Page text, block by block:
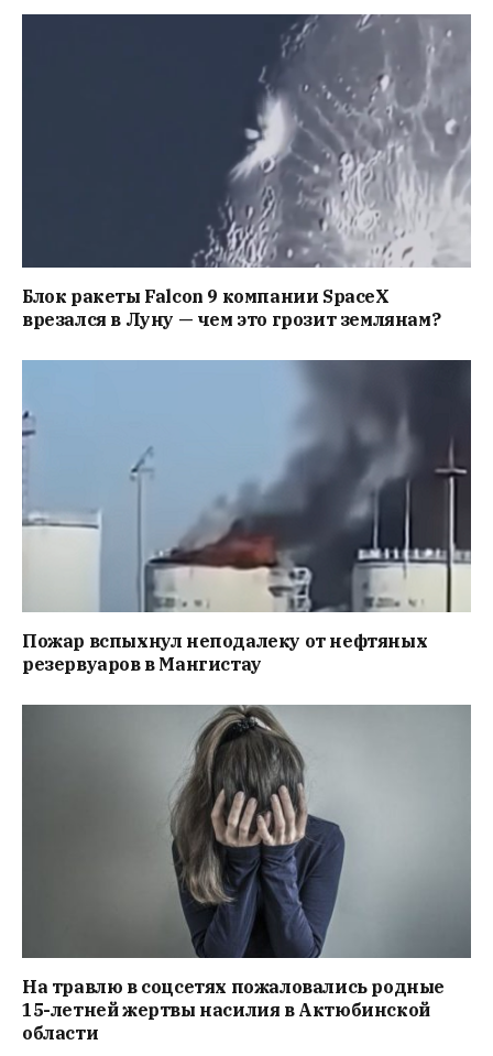
Блок ракеты Falcon 9 компании SpaceX
врезался в Луну — чем это грозит землянам?
Пожар вспыхнул неподалеку от нефтяных
резервуаров в Мангистау
На травлю в соцсетях пожаловались родные
15-летней жертвы насилия в Актюбинской
области